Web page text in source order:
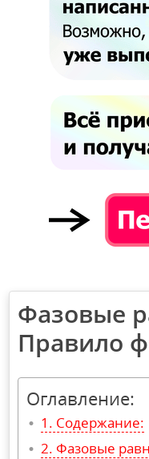
Фазовые
Правило
Оглавление:
Содержание:
Фазовые